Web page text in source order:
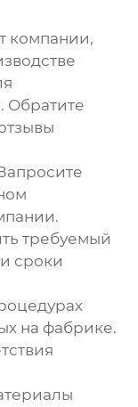
компании,
Обратите
требуемый
сроки
на фабрике.